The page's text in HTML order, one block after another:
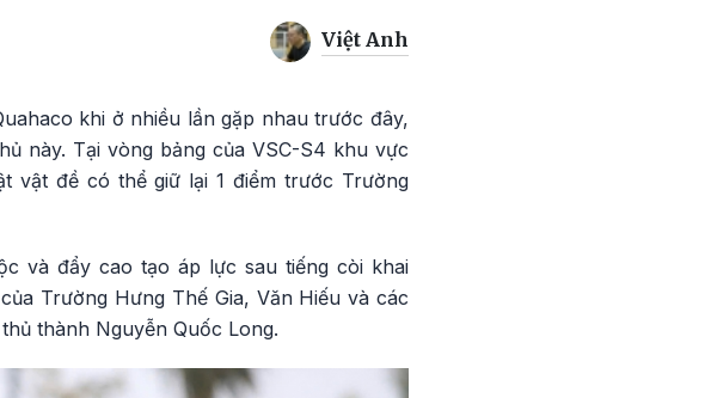
Việt Anh
khi ở nhiều lần gặp nhau trước đây,
này. Tại vòng bảng của VSC-S4 khu vực
vật đề có thể giữ lại 1 điểm trước Trường
và đẩy cao tạo áp lực sau tiếng còi khai
Trường Hưng Thế Gia, Văn Hiếu và các
thành Nguyễn Quốc Long.